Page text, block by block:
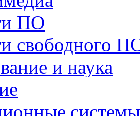
ПО
свободного
и наука
системы